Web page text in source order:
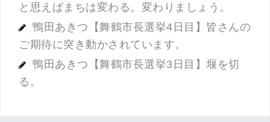
と思えばまちは変わる。変わりましょう。
鴨田あきつ【舞鶴市長選挙4日目】皆さんの
ご期待に突き動かされています。
鴨田あきつ【舞鶴市長選挙3日目】堰を切
る。